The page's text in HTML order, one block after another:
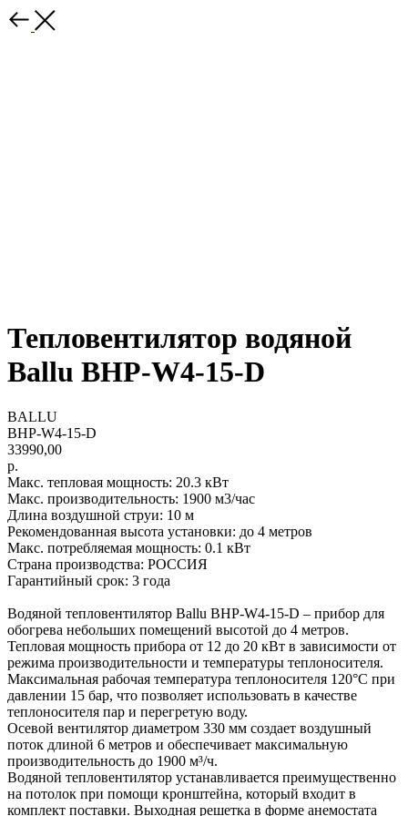
Тепловентилятор водяной
Ballu BHP-W4-15-D
BALLU
BHP-W4-15-D
33990,00
р.
Макс. тепловая мощность: 20.3 кВт
Макс. производительность: 1900 м3/час
Длина воздушной струи: 10 м
Рекомендованная высота установки: до 4 метров
Макс. потребляемая мощность: 0.1 кВт
Страна производства: РОССИЯ
Гарантийный срок: 3 года
Водяной тепловентилятор Ballu BHP-W4-15-D – прибор для
обогрева небольших помещений высотой до 4 метров.
Тепловая мощность прибора от 12 до 20 кВт в зависимости от
режима производительности и температуры теплоносителя.
Максимальная рабочая температура теплоносителя 120°С при
давлении 15 бар, что позволяет использовать в качестве
теплоносителя пар и перегретую воду.
Осевой вентилятор диаметром 330 мм создает воздушный
поток длиной 6 метров и обеспечивает максимальную
производительность до 1900 м³/ч.
Водяной тепловентилятор устанавливается преимущественно
на потолок при помощи кронштейна, который входит в
комплект поставки. Выходная решетка в форме анемостата